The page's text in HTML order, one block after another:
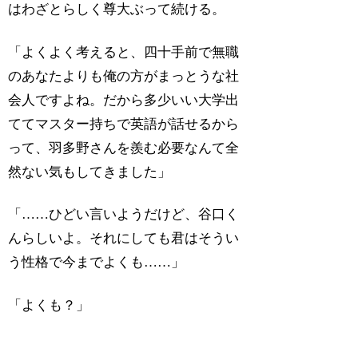
はわざとらしく尊大ぶって続ける。
「よくよく考えると、四十手前で無職
のあなたよりも俺の方がまっとうな社
会人ですよね。だから多少いい大学出
ててマスター持ちで英語が話せるから
って、羽多野さんを羨む必要なんて全
然ない気もしてきました」
「……ひどい言いようだけど、谷口く
んらしいよ。それにしても君はそうい
う性格で今までよくも……」
「よくも？」